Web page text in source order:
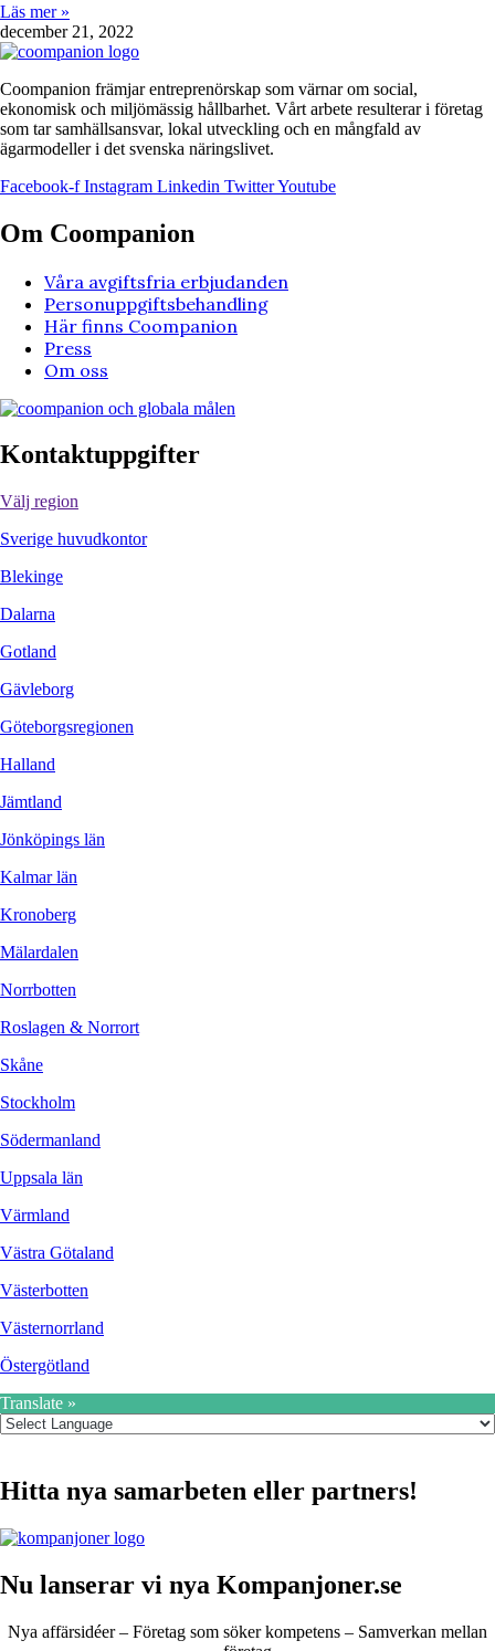
Läs mer »
december 21, 2022
Coompanion främjar entreprenörskap som värnar om social,
ekonomisk och miljömässig hållbarhet. Vårt arbete resulterar i företag
som tar samhällsansvar, lokal utveckling och en mångfald av
ägarmodeller i det svenska näringslivet.
Facebook-f Instagram Linkedin TwitterYoutube
Om Coompanion
Våra avgiftsfria erbjudanden
Personuppgiftsbehandling
Här finns Coompanion
Press
Om oss
Kontaktuppgifter
Välj region
Sverige huvudkontor
Blekinge
Dalarna
Gotland
Gävleborg
Göteborgsregionen
Halland
Jämtland
Jönköpings län
Kalmar län
Kronoberg
Mälardalen
Norrbotten
Roslagen & Norrort
Skåne
Stockholm
Södermanland
Uppsala län
Värmland
Västra Götaland
Västerbotten
Västernorrland
Östergötland
Translate »
Hitta nya samarbeten eller partners!
Nu lanserar vi nya Kompanjoner.se
Nya affärsidéer – Företag som söker kompetens – Samverkan mellan